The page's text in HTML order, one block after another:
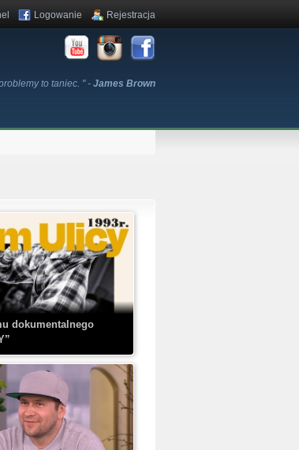
to taniec. " - James Brown
Logowanie Rejestracja
dokumentalnego